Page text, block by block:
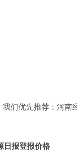
们优先推荐：河南
日报登报价格